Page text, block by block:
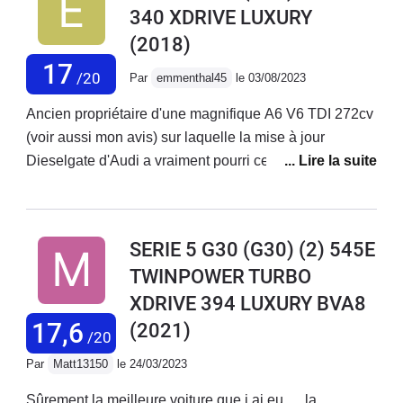
17 /20
340 XDRIVE LUXURY
(2018)
Par emmenthal45 le 03/08/2023
Ancien propriétaire d'une magnifique A6 V6 TDI 272cv
(voir aussi mon avis) sur laquelle la mise à jour
Dieselgate d'Audi a vraiment pourri ce magnifique
reparamétrée), je l'ai donc vendu pour rechercher un
concurrence. Là, rapidement, je me suis retrouvé chez
BMW Vélizy a essayer une des rares 540I en occasion
(merci au malus français). Celle-ci est également
truffée d'options. Après avoir remplacer les Runflat (qui
tapent quand même beaucoup, même en monte de 19
asymétrique), je me suis retrouvé avec une auto
fabuleuse : confort totale, en mode confort (malgré
17,6 /20
SERIE 5 G30 (G30) (2) 545E
TWINPOWER TURBO
XDRIVE 394 LUXURY BVA8
(2021)
Par Matt13150 le 24/03/2023
Sûrement la meilleure voiture que j ai eu … la